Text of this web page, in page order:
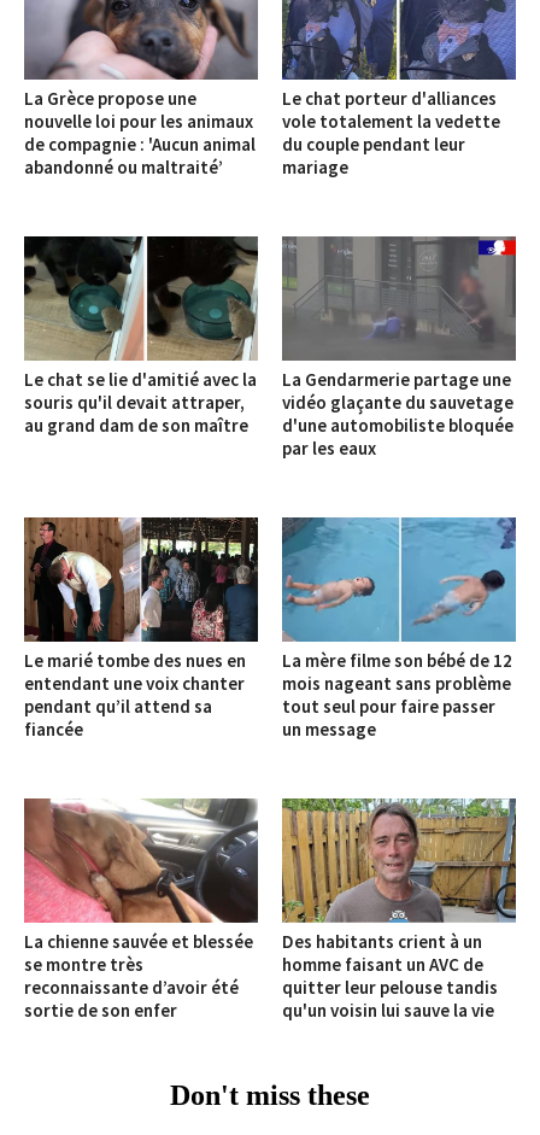
La Grèce propose une
nouvelle loi pour les animaux
de compagnie : 'Aucun animal
abandonné ou maltraité’
Le chat porteur d'alliances
vole totalement la vedette
du couple pendant leur
mariage
Le chat se lie d'amitié avec la
souris qu'il devait attraper,
au grand dam de son maître
La Gendarmerie partage une
vidéo glaçante du sauvetage
d'une automobiliste bloquée
par les eaux
Le marié tombe des nues en
entendant une voix chanter
pendant qu’il attend sa
fiancée
La mère filme son bébé de 12
mois nageant sans problème
tout seul pour faire passer
un message
La chienne sauvée et blessée
se montre très
reconnaissante d’avoir été
sortie de son enfer
Des habitants crient à un
homme faisant un AVC de
quitter leur pelouse tandis
qu'un voisin lui sauve la vie
Don't miss these